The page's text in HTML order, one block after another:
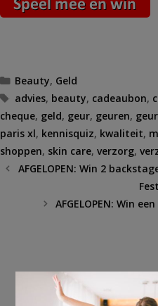
Categorieën
Beauty, Geld
Tags
advies, beauty, cadeaubon,
cheque, geld, geur, geuren,
paris xl, kennisquiz, kwaliteit,
shoppen, skin care, verzorg,
AFGELOPEN: Win 2
AFGELOPEN: Win